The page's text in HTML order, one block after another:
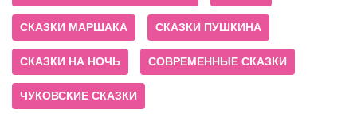
СКАЗКИ МАРШАКА СКАЗКИ ПУШКИНА
СКАЗКИ НА НОЧЬ СОВРЕМЕННЫЕ СКАЗКИ
ЧУКОВСКИЕ СКАЗКИ